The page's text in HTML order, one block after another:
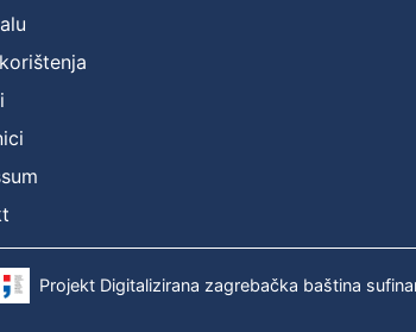
Projekt Digitalizirana zagrebačka baština